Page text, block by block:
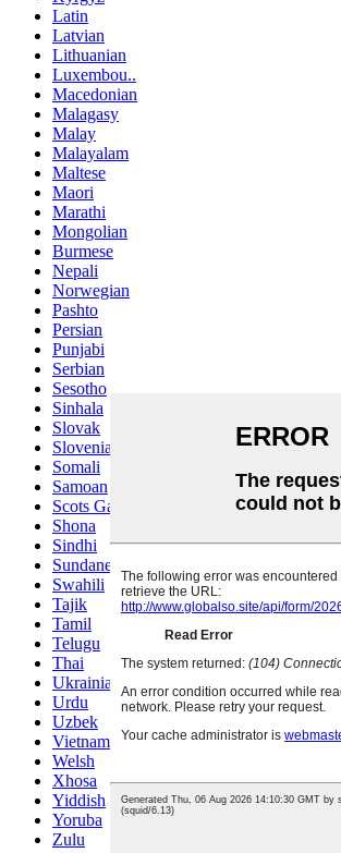
Latin
Latvian
Lithuanian
Luxembou..
Macedonian
Malagasy
Malay
Malayalam
Maltese
Maori
Marathi
Mongolian
Burmese
Nepali
Norwegian
Pashto
Persian
Punjabi
Serbian
Sesotho
Sinhala
Slovak
Slovenian
Somali
Samoan
Scots Gaelic
Shona
Sindhi
Sundanese
Swahili
Tajik
Tamil
Telugu
Thai
Ukrainian
Urdu
Uzbek
Vietnamese
Welsh
Xhosa
Yiddish
Yoruba
Zulu